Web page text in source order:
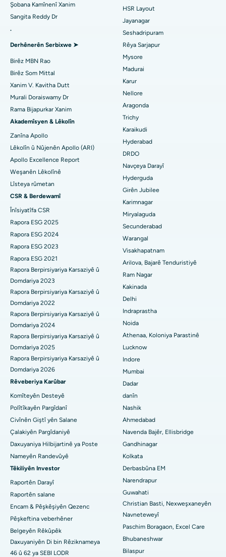
Psîkolog Bibîne
Cerrahê Giştî Bibîne
Nexweşxaneya herî baş li Gandhinagar, Ahmedabad
Nexweşxaneya herî baş li Aragonda, Andhra Pradesh
Nexweşxaneya herî baş li Bannerghatta Road, Bangalore
Nexweşxaneya herî baş li Yekîneya-15, Bhubaneswar
Nexweşxaneya herî baş li Seepat Road, Bilaspur
Nexweşxaneya herî baş li Ellisbridge, Ahmedabad
Nexweşxaneya herî baş li New Delhiyê
Nexweşxaneya herî baş li DRDO, Hyderabad
Nexweşxaneya herî baş li GS Road, Guwahati
Nexweşxaneya herî baş li Hyderguda, Hyderabad
Nexweşxaneya herî baş li Vijay Nagar, Indore
Nexweşxaneya herî baş li Suryaraopeta Main Road, Kakinada
Nexweşxaneya herî baş li Rêya Circular a Canal, Kolkata
Nexweşxaneya herî baş li CBD Belapur, Navi Mumbai
Nexweşxaneya herî baş li Panchavati, Nashik
Nexweşxaneya herî baş li secunderabad, Hyderabad
Nexweşxaneya çêtirîn li Seshadripuram, Bangalore
Nexweşxaneya herî baş li Waltair Main Road, Visakhapatnam
Nexweşxaneya çêtirîn li Subhash Nagar Road, Karimnagar
Nexweşxaneya çêtirîn li Managari, Karaikudi
Nexweşxaneya herî baş li Arepally, Warangal
Nexweşxaneya herî baş li Arera Colony, Bhopal
Nexweşxaneya çêtirîn li Jayanagar, Bangalore
Nexweşxaneya herî baş li KK Nagar, Madurai
Nexweşxaneya çêtirîn li Ramji Nagar, Nellore
Nexweşxaneya çêtirîn li Sektora-19, Rourkela
Nexweşxaneya herî baş li Swargate, Pune
Veguhestina erikê Berepaş
Embolîzasyona Artery Uterine
Emeliyata Penceşêrê Sîngê
Brachytherapy
Kolonyoscopy
Polypotomy
Stîlasyona Mejî ya Kûr
Diyalîza Peritoneal
Biopsiya gurçikê
Surgery Cytoreductive
Guhertina Tevahî ya Çokê ya Seramîk
ERCP
Şobana Kamînenî Xanim
Sangita Reddy Dr
.
Derhênerên Serbixwe ➤
Birêz MBN Rao
Birêz Som Mittal
Xanim V. Kavitha Dutt
Murali Doraiswamy Dr
Rama Bijapurkar Xanim
Akademîsyen & Lêkolîn
Zanîna Apollo
Lêkolîn û Nûjenên Apollo (ARI)
Apollo Excellence Report
Weşanên Lêkolînê
Lîsteya rûmetan
CSR & Berdewamî
Înîsiyatîfa CSR
Rapora ESG 2025
Rapora ESG 2024
Rapora ESG 2023
Rapora ESG 2021
Rapora Berpirsiyariya Karsaziyê û
Domdariya 2023
Rapora Berpirsiyariya Karsaziyê û
Domdariya 2022
Rapora Berpirsiyariya Karsaziyê û
Domdariya 2024
Rapora Berpirsiyariya Karsaziyê û
Domdariya 2025
Rapora Berpirsiyariya Karsaziyê û
Domdariya 2026
Rêveberiya Karûbar
Komîteyên Desteyê
Polîtîkayên Pargîdanî
Civînên Giştî yên Salane
Çalakiyên Pargîdaniyê
Daxuyaniya Hilbijartinê ya Poste
Nameyên Randevûyê
Têkiliyên Investor
Raportên Darayî
Raportên salane
Encam & Pêşkêşiyên Qezenc
Pêşkeftina veberhêner
Belgeyên Rêkûpêk
Daxuyaniyên Di bin Rêziknameya
46 û 62 ya SEBI LODR
HSR Layout
Jayanagar
Seshadripuram
Rêya Sarjapur
Mysore
Madurai
Karur
Nellore
Aragonda
Trichy
Karaikudi
Hyderabad
DRDO
Navçeya Darayî
Hyderguda
Girên Jubilee
Karimnagar
Miryalaguda
Secunderabad
Warangal
Visakhapatnam
Arilova, Bajarê Tenduristiyê
Ram Nagar
Kakinada
Delhi
Indraprastha
Noida
Athenaa, Koloniya Parastinê
Lucknow
Indore
Mumbai
Dadar
danîn
Nashik
Ahmedabad
Navenda Bajêr, Ellisbridge
Gandhinagar
Kolkata
Derbasbûna EM
Narendrapur
Guwahati
Christian Basti, Nexweşxaneyên
Navneteweyî
Paschim Boragaon, Excel Care
Bhubaneshwar
Bilaspur